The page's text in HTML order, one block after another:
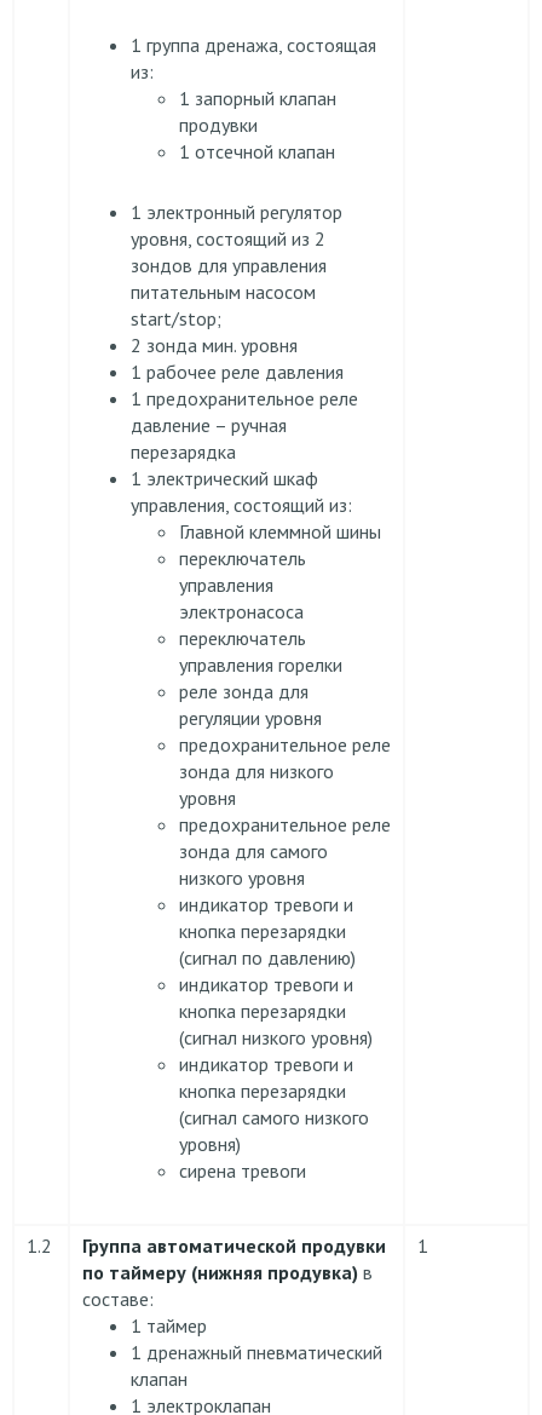
1 группа дренажа, состоящая
из:
1 запорный клапан
продувки
1 отсечной клапан
1 электронный регулятор
уровня, состоящий из 2
зондов для управления
питательным насосом
start/stop;
2 зонда мин. уровня
1 рабочее реле давления
1 предохранительное реле
давление – ручная
перезарядка
1 электрический шкаф
управления, состоящий из:
Главной клеммной шины
переключатель
управления
электронасоса
переключатель
управления горелки
реле зонда для
регуляции уровня
предохранительное реле
зонда для низкого
уровня
предохранительное реле
зонда для самого
низкого уровня
индикатор тревоги и
кнопка перезарядки
(сигнал по давлению)
индикатор тревоги и
кнопка перезарядки
(сигнал низкого уровня)
индикатор тревоги и
кнопка перезарядки
(сигнал самого низкого
уровня)
сирена тревоги
1.2
Группа автоматической продувки
по таймеру (нижняя продувка) в
составе:
1 таймер
1 дренажный пневматический
клапан
1 электроклапан
1